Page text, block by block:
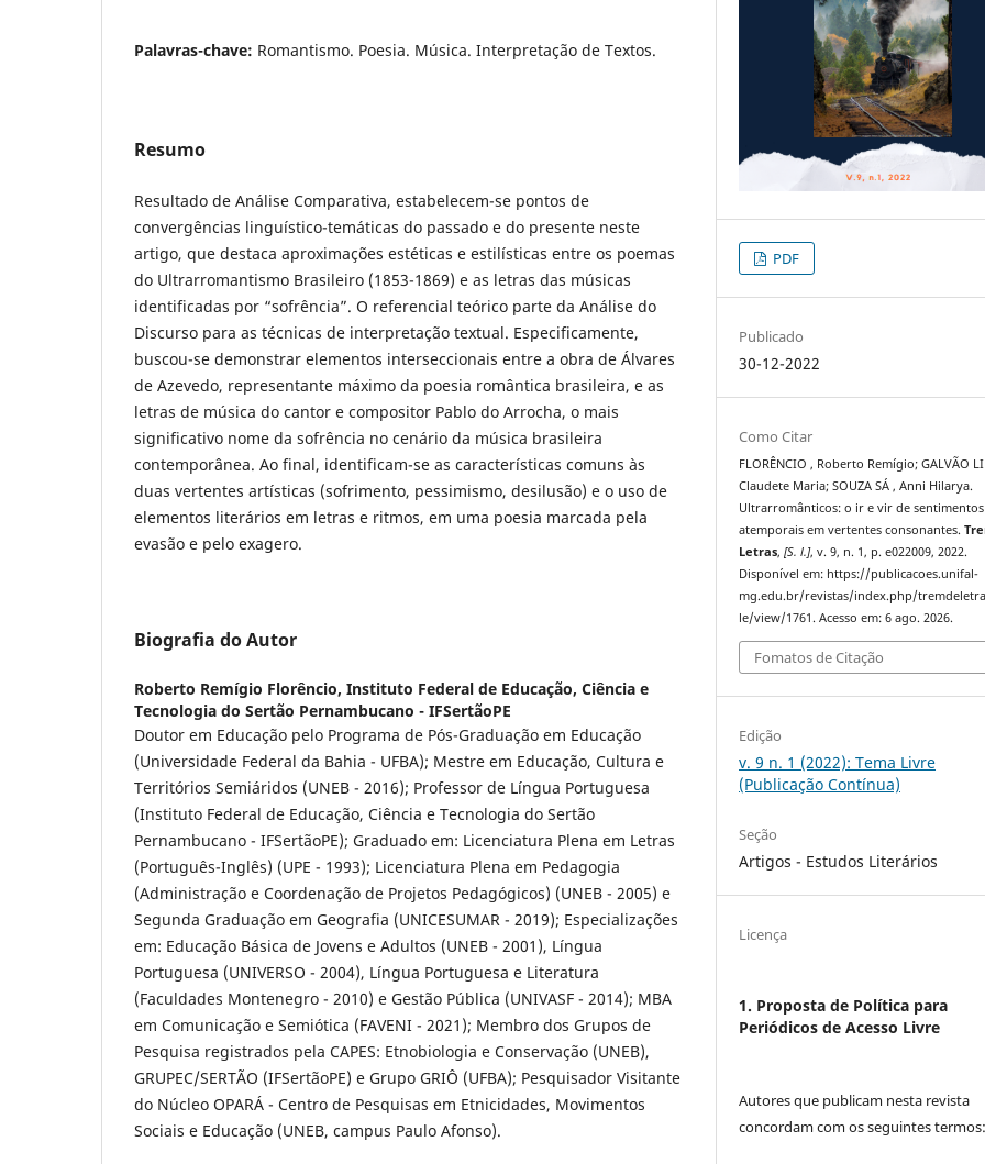
Palavras-chave: Romantismo. Poesia. Música. Interpretação de Textos.
Resumo
Resultado de Análise Comparativa, estabelecem-se pontos de
convergências linguístico-temáticas do passado e do presente neste
artigo, que destaca aproximações estéticas e estilísticas entre os poemas
do Ultrarromantismo Brasileiro (1853-1869) e as letras das músicas
identificadas por “sofrência”. O referencial teórico parte da Análise do
Discurso para as técnicas de interpretação textual. Especificamente,
buscou-se demonstrar elementos interseccionais entre a obra de Álvares
de Azevedo, representante máximo da poesia romântica brasileira, e as
letras de música do cantor e compositor Pablo do Arrocha, o mais
significativo nome da sofrência no cenário da música brasileira
contemporânea. Ao final, identificam-se as características comuns às
duas vertentes artísticas (sofrimento, pessimismo, desilusão) e o uso de
elementos literários em letras e ritmos, em uma poesia marcada pela
evasão e pelo exagero.
Biografia do Autor
Roberto Remígio Florêncio, Instituto Federal de Educação, Ciência e
Tecnologia do Sertão Pernambucano - IFSertãoPE
Doutor em Educação pelo Programa de Pós-Graduação em Educação
(Universidade Federal da Bahia - UFBA); Mestre em Educação, Cultura e
Territórios Semiáridos (UNEB - 2016); Professor de Língua Portuguesa
(Instituto Federal de Educação, Ciência e Tecnologia do Sertão
Pernambucano - IFSertãoPE); Graduado em: Licenciatura Plena em Letras
(Português-Inglês) (UPE - 1993); Licenciatura Plena em Pedagogia
(Administração e Coordenação de Projetos Pedagógicos) (UNEB - 2005) e
Segunda Graduação em Geografia (UNICESUMAR - 2019); Especializações
em: Educação Básica de Jovens e Adultos (UNEB - 2001), Língua
Portuguesa (UNIVERSO - 2004), Língua Portuguesa e Literatura
(Faculdades Montenegro - 2010) e Gestão Pública (UNIVASF - 2014); MBA
em Comunicação e Semiótica (FAVENI - 2021); Membro dos Grupos de
Pesquisa registrados pela CAPES: Etnobiologia e Conservação (UNEB),
GRUPEC/SERTÃO (IFSertãoPE) e Grupo GRIÔ (UFBA); Pesquisador Visitante
do Núcleo OPARÁ - Centro de Pesquisas em Etnicidades, Movimentos
Sociais e Educação (UNEB, campus Paulo Afonso).
PDF
Publicado
30-12-2022
Como Citar
FLORÊNCIO , Roberto Remígio; GALVÃO
Claudete Maria; SOUZA SÁ , Anni Hilarya.
Ultrarromânticos: o ir e vir de sentimentos
atemporais em vertentes consonantes.
Letras,[S. l.], v. 9, n. 1, p. e022009, 2022.
Disponível em: https://publicacoes.unifal-
mg.edu.br/revistas/index.php/
le/view/1761. Acesso em: 6 ago. 2026.
Fomatos de Citação
Edição
v. 9 n. 1 (2022): Tema Livre
(Publicação Contínua)
Seção
Artigos - Estudos Literários
Licença
1. Proposta de Política para
Periódicos de Acesso Livre
Autores que publicam nesta revista
concordam com os seguintes termos: